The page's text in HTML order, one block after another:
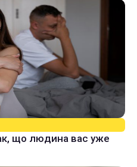
що людина вас уже